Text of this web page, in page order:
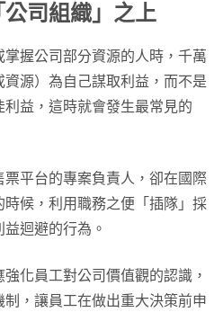
司組織」之上
握公司部分資源的人時，千萬
源）為自己謀取利益，而不是
益，這時就會發生最常見的
平台的專案負責人，卻在國際
時候，利用職務之便「插隊」採
迴避的行為。
化員工對公司價值觀的認識，
，讓員工在做出重大決策前申